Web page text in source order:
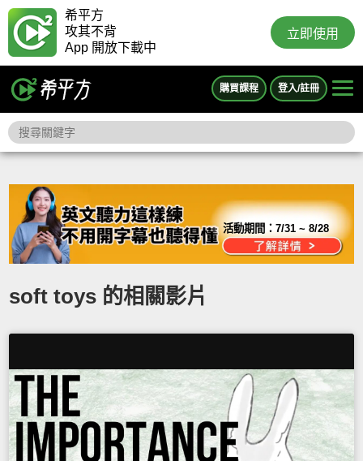
希平方
攻其不背
App 開放下載中
立即使用
購買課程 登入/註冊
活動期間：7/31 ~ 8/28
soft toys 的相關影片